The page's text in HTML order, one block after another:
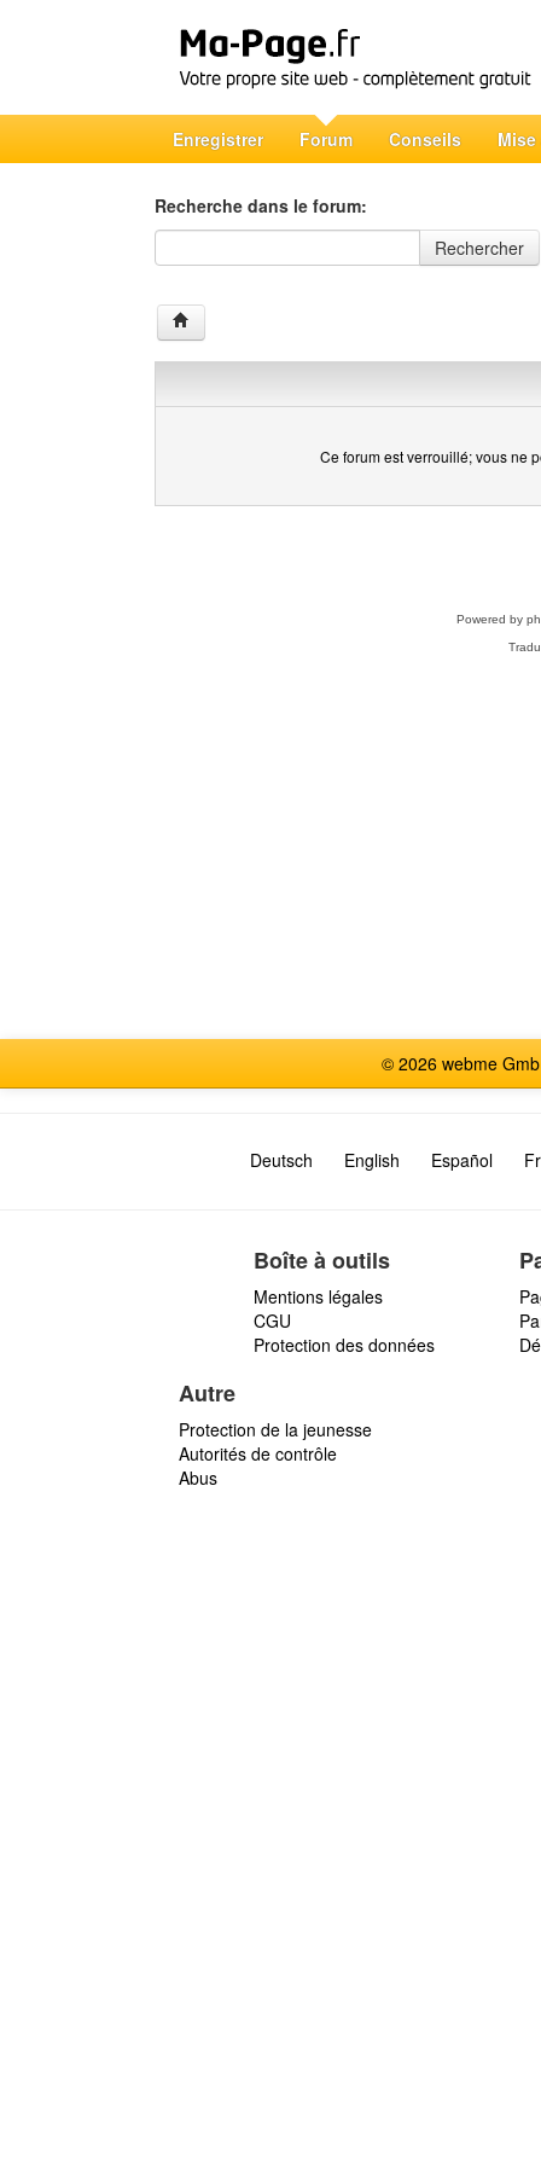
Enregistrer Forum Conseils Mise
Recherche dans le forum:
Recherche dans le forum
Rechercher
Ce forum est verrouillé; vous ne
Powered by
© 2026 webme
Deutsch English Español
Boîte à outils
Mentions légales
CGU
Protection des données
Autre
Protection de la jeunesse
Autorités de contrôle
Abus